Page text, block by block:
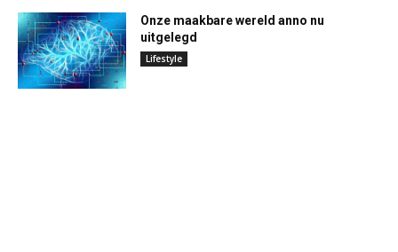
Onze maakbare wereld anno nu
uitgelegd
Lifestyle